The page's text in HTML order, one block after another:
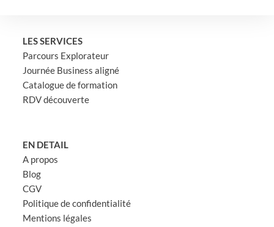
LES SERVICES
Parcours Explorateur
Journée Business aligné
Catalogue de formation
RDV découverte
EN DETAIL
A propos
Blog
CGV
Politique de confidentialité
Mentions légales